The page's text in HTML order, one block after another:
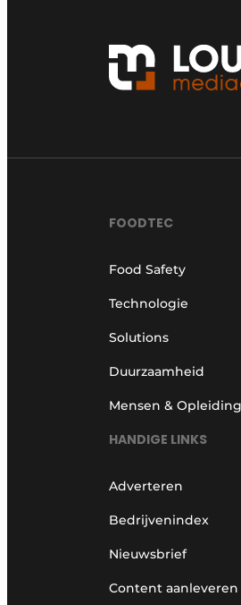
FOODTEC
Food Safety
Technologie
Solutions
Duurzaamheid
Mensen & Opleiding
HANDIGE LINKS
Adverteren
Bedrijvenindex
Nieuwsbrief
Content aanleveren